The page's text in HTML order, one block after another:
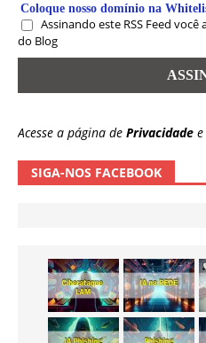
Coloque nosso domínio na
Assinando este RSS Feed
do Blog
Acesse a página de Privacidade
SIGA-NOS FACEBOOK